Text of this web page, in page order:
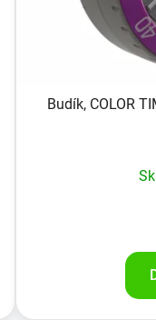
Budík, COLOR